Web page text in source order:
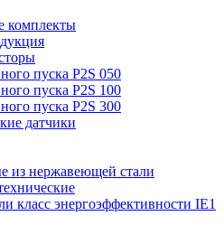
комплекты
пуска P2S 050
пуска P2S 100
пуска P2S 300
датчики
из нержавеющей стали
класс энергоэффективности IE1